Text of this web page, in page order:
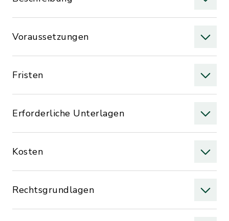
Voraussetzungen
Fristen
Erforderliche Unterlagen
Kosten
Rechtsgrundlagen